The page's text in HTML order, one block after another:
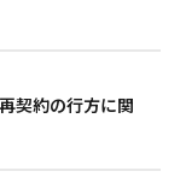
契約の行方に関